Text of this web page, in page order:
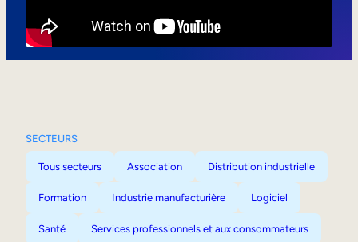
SECTEURS
Tous secteurs Association Distribution industrielle
Formation Industrie manufacturière Logiciel
Santé Services professionnels et aux consommateurs